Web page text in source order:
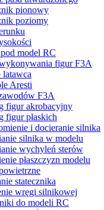
pionowy
poziomy
model RC
figur F3A
latawca
Aresti
F3A
figur akrobacyjny
figur płaskich
i docieranie silnika
silnika w modelu
wychyleń sterów
płaszczyzn modelu
statecznika
wręgi silnikowej
do modeli RC